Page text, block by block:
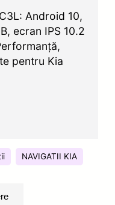
Android 10,
ecran IPS 10.2
pentru Kia
NAVIGATII KIA